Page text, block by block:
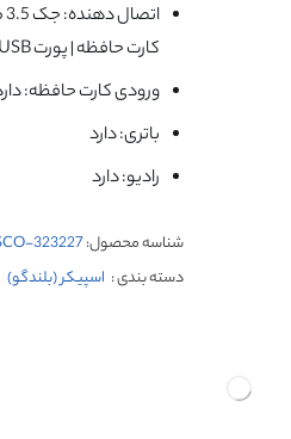
کارت حافظه | پورت USB
ورودی کارت حافظه:
باتری: دارد
رادیو: دارد
شناسه محصول: 323227
دسته بندی : اسپیکر (بلندگو)